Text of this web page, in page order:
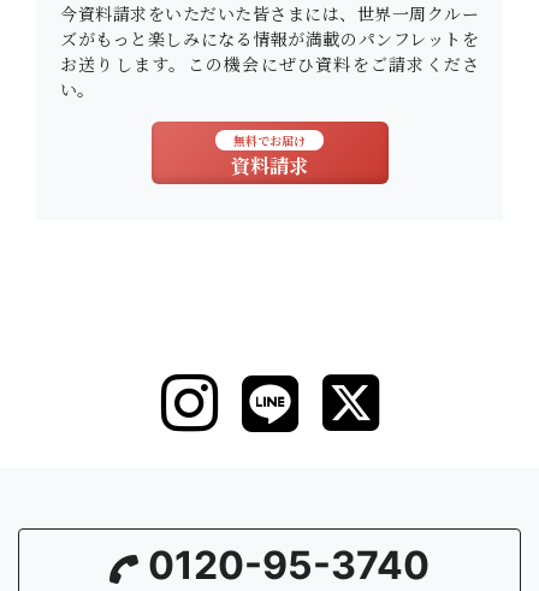
今資料請求をいただいた皆さまには、世界一周クルー
ズがもっと楽しみになる情報が満載のパンフレットを
お送りします。この機会にぜひ資料をご請求くださ
い。
無料でお届け
資料請求
0120-95-3740